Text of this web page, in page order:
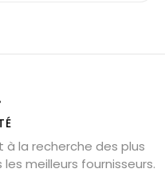
des anges
?
la recherche des plus
meilleurs fournisseurs.